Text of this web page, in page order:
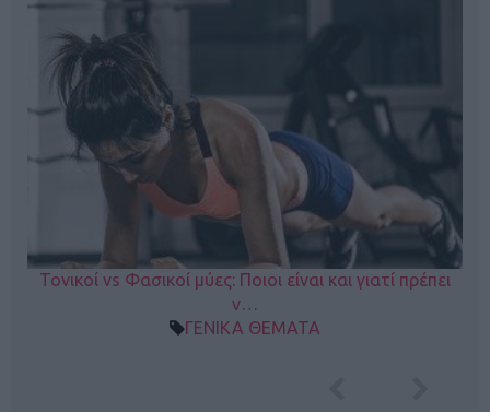
Τονικοί vs Φασικοί μύες: Ποιοι είναι και γιατί πρέπει
ν…
ΓΕΝΙΚΑ ΘΕΜΑΤΑ